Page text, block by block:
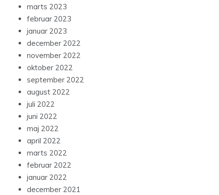
marts 2023
februar 2023
januar 2023
december 2022
november 2022
oktober 2022
september 2022
august 2022
juli 2022
juni 2022
maj 2022
april 2022
marts 2022
februar 2022
januar 2022
december 2021